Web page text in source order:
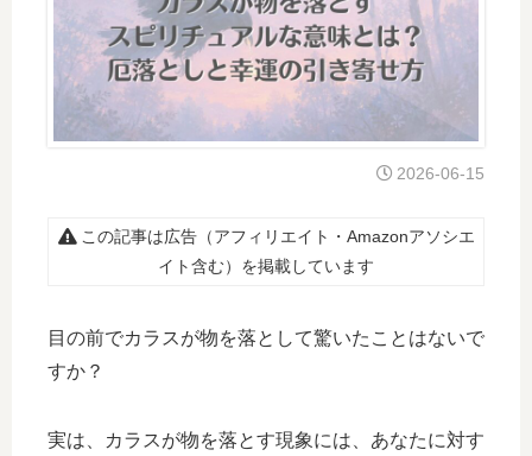
2026-06-15
この記事は広告（アフィリエイト・Amazonアソシエ
イト含む）を掲載しています
目の前でカラスが物を落として驚いたことはないで
すか？
実は、カラスが物を落とす現象には、あなたに対す